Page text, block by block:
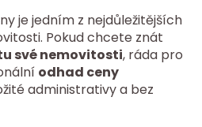
je jedním z nejdůležitějších
Pokud chcete znát
své nemovitosti, ráda pro
odhad ceny
administrativy a bez